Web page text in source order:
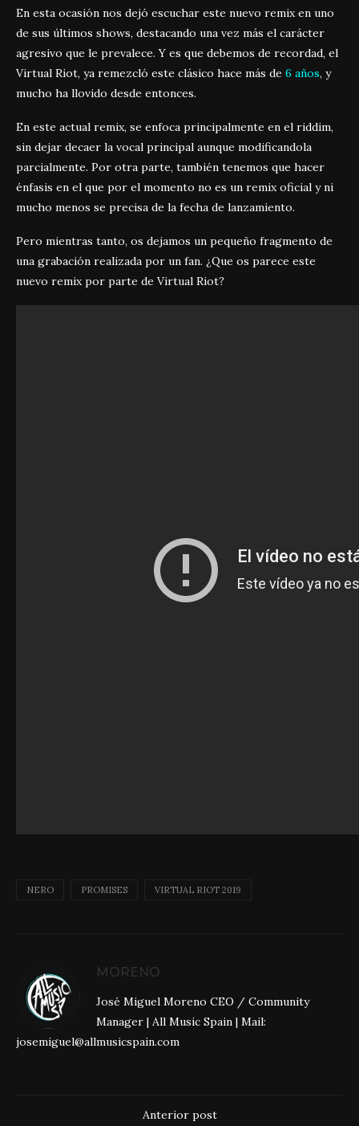
En esta ocasión nos dejó escuchar este nuevo remix en uno
de sus últimos shows, destacando una vez más el carácter
agresivo que le prevalece. Y es que debemos de recordad, el
Virtual Riot, ya remezcló este clásico hace más de 6 años, y
mucho ha llovido desde entonces.
En este actual remix, se enfoca principalmente en el riddim,
sin dejar decaer la vocal principal aunque modificandola
parcialmente. Por otra parte, también tenemos que hacer
énfasis en el que por el momento no es un remix oficial y ni
mucho menos se precisa de la fecha de lanzamiento.
Pero mientras tanto, os dejamos un pequeño fragmento de
una grabación realizada por un fan. ¿Que os parece este
nuevo remix por parte de Virtual Riot?
NERO PROMISES VIRTUAL RIOT 2019
MORENO
José Miguel Moreno CEO / Community
Manager | All Music Spain | Mail:
josemiguel@allmusicspain.com
Anterior post